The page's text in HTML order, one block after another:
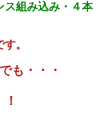
組み込み・４本
。
・・・